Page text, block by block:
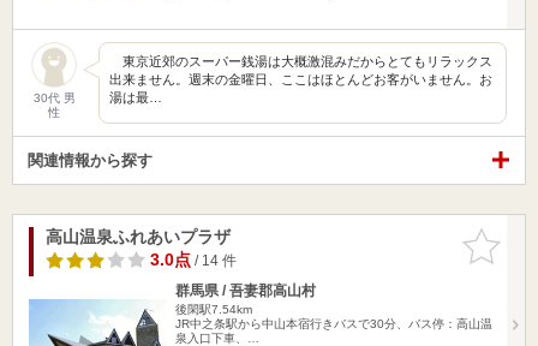
30代 男
性
東京近郊のスーパー銭湯は大概激混みだからとてもリラックス
出来ません。週末の金曜日、ここはほとんどお客がいません。お
湯は最…
関連情報から探す
お気に入
りに追加
高山温泉ふれあいプラザ
3.0点/ 14 件
群馬県 / 吾妻郡高山村
後閑駅7.54km
JR中之条駅から中山本宿行きバスで30分、バス停：高山温
泉入口下車、…